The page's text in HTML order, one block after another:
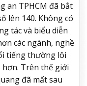
an TPHCM đã bắt
lên 140. Không có
tác và biểu diễn
các ngành, nghề
tiếng thường lôi
hơn. Trên thế giới
đã mất sau